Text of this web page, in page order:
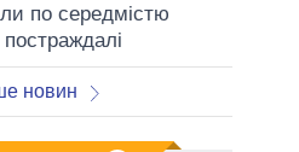
по середмістю
новин